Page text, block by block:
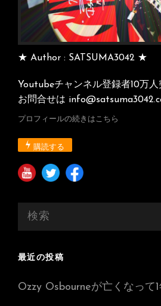
★ Author : SATSUMA3042 ★
Youtubeチャンネル登録者10万人
お問合せは
プロフィールの続きはこちら
購読する
最近の投稿
Ozzy Osbourneが亡くなって